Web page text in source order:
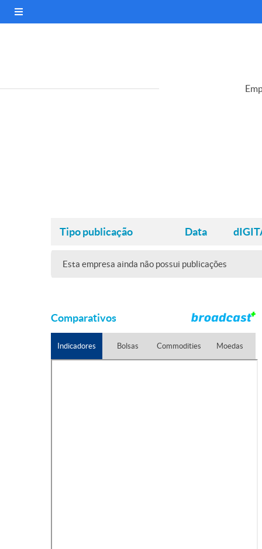
Tipo publicação Data
Esta empresa ainda não possui publicações
Comparativos
Indicadores Bolsas Commodities Moedas